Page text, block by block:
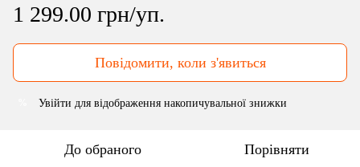
1 299.00 грн/уп.
Повідомити, коли з'явиться
Увійти для відображення накопичувальної знижки
До обраного Порівняти